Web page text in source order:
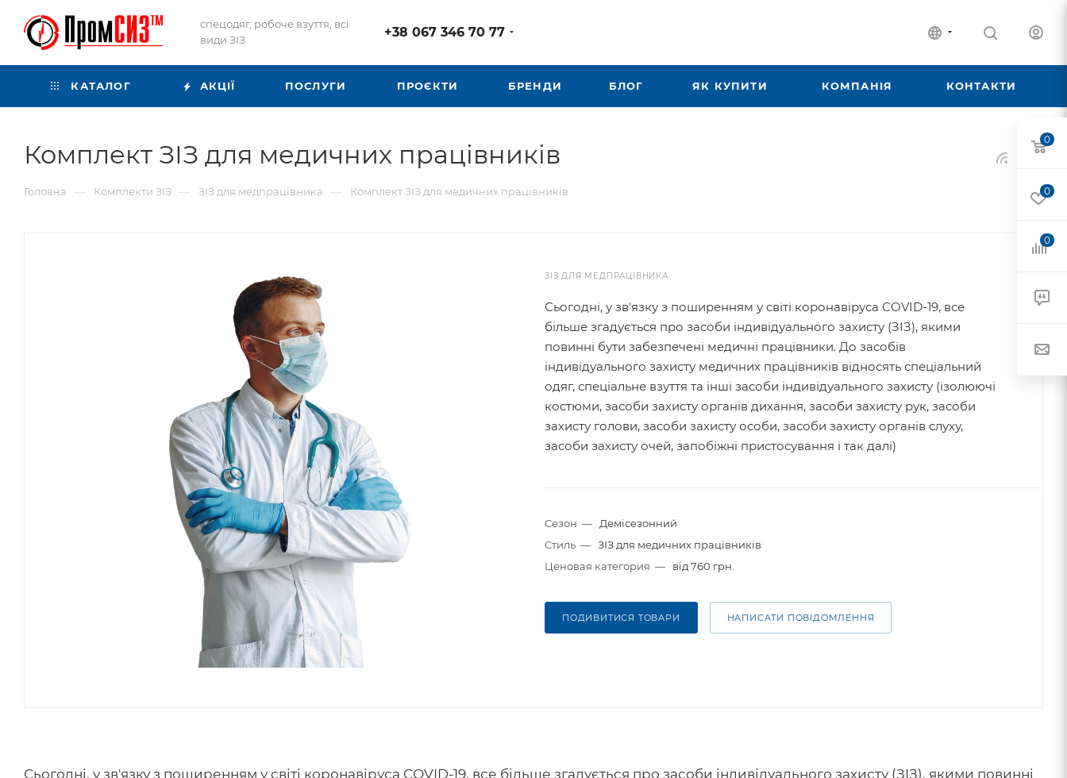
спецодяг, робоче взуття, всі
види ЗІЗ
+38 067 346 70 77
КАТАЛОГ АКЦІЇ ПОСЛУГИ ПРОЄКТИ БРЕНДИ БЛОГ ЯК КУПИТИ КОМПАНІЯ КОНТАКТИ
Комплект ЗІЗ для медичних працівників
Головна — Комплекти ЗІЗ — ЗІЗ для медпрацівника — Комплект ЗІЗ для медичних працівників
ЗІЗ ДЛЯ МЕДПРАЦІВНИКА
Сьогодні, у зв'язку з поширенням у світі коронавіруса COVID-19, все
більше згадується про засоби індивідуального захисту (ЗІЗ), якими
повинні бути забезпечені медичні працівники. До засобів
індивідуального захисту медичних працівників відносять спеціальний
одяг, спеціальне взуття та інші засоби індивідуального захисту (ізолюючі
костюми, засоби захисту органів дихання, засоби захисту рук, засоби
захисту голови, засоби захисту особи, засоби захисту органів слуху,
засоби захисту очей, запобіжні пристосування і так далі)
Сезон —
Демісезонний
Стиль — ЗІЗ для медичних працівників
Ценовая категория — від 760 грн.
ПОДИВИТИСЯ ТОВАРИ НАПИСАТИ ПОВІДОМЛЕННЯ
Сьогодні, у зв'язку з поширенням у світі коронавіруса COVID-19, все більше згадується про засоби індивідуального захисту (ЗІЗ), якими повинні
0
0
0